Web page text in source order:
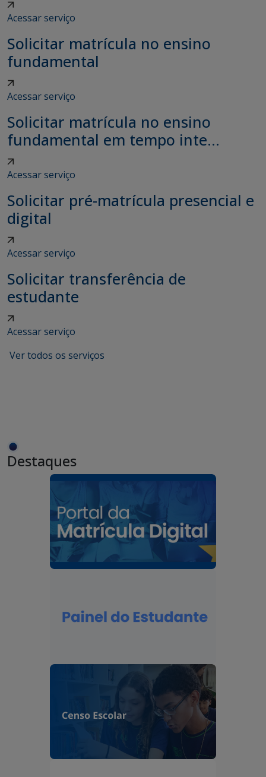
Acessar serviço
Solicitar matrícula no ensino
fundamental
Acessar serviço
Solicitar matrícula no ensino
fundamental em tempo inte...
Acessar serviço
Solicitar pré-matrícula presencial e
digital
Acessar serviço
Solicitar transferência de
estudante
Acessar serviço
Ver todos os serviços
Destaques